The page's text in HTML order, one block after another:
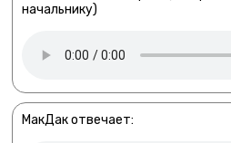
начальнику)
МакДак отвечает: